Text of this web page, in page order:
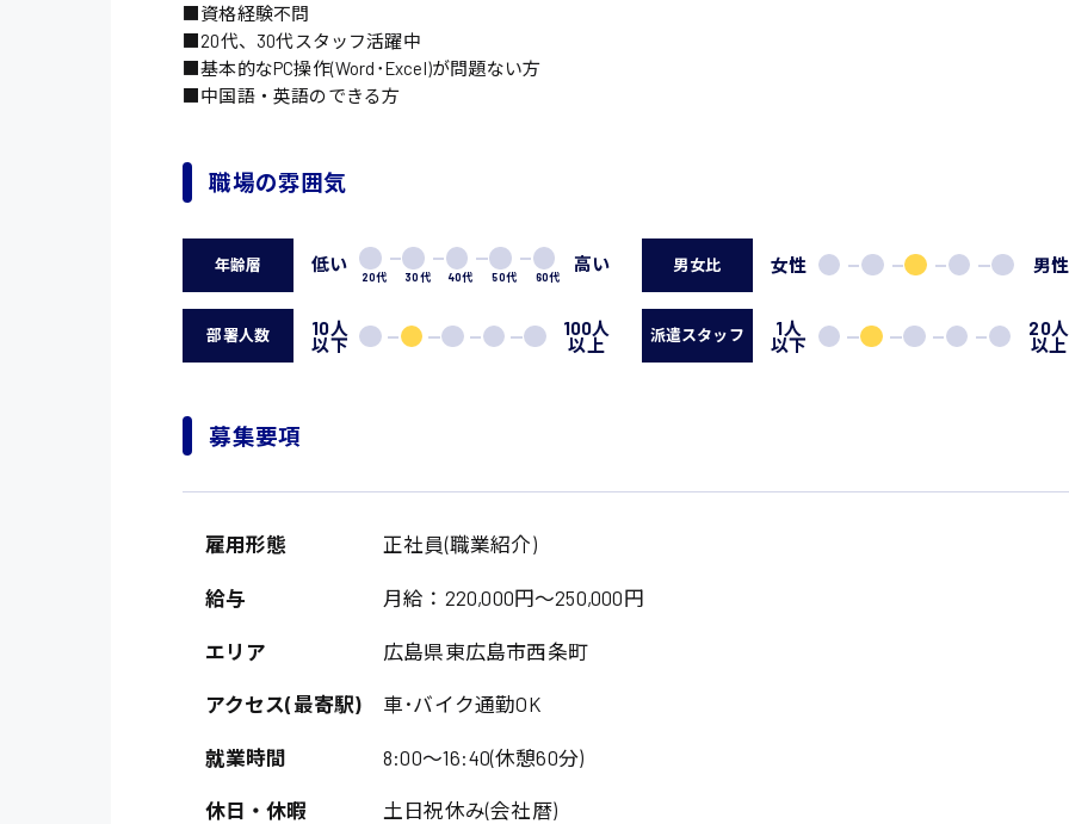
■資格経験不問
■20代、30代スタッフ活躍中
■基本的なPC操作(Word･Excel)が問題ない方
■中国語・英語のできる方
職場の雰囲気
年齢層 低い
20代 30代 40代 50代 60代
高い 男女比 女性 男性
部署人数 10人
以下
100人
以上 派遣スタッフ 1人
以下
20人
以上
募集要項
雇用形態 正社員(職業紹介)
給与 月給：220,000円～250,000円
エリア 広島県東広島市西条町
アクセス(最寄駅) 車･バイク通勤OK
就業時間 8:00〜16:40(休憩60分)
休日・休暇
土日祝休み(会社暦)